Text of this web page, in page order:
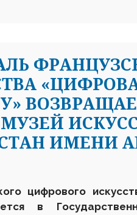
ИМЕНИ
цифрового
в